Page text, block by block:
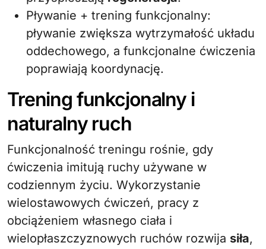
Pływanie + trening funkcjonalny:
pływanie zwiększa wytrzymałość układu
oddechowego, a funkcjonalne ćwiczenia
poprawiają koordynację.
Trening funkcjonalny i
naturalny ruch
Funkcjonalność treningu rośnie, gdy
ćwiczenia imitują ruchy używane w
codziennym życiu. Wykorzystanie
wielostawowych ćwiczeń, pracy z
obciążeniem własnego ciała i
wielopłaszczyznowych ruchów rozwija siła,